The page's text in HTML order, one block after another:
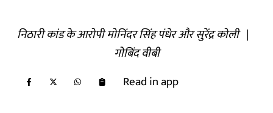
निठारी कांड के आरोपी मोनिंदर सिंह पंधेर और सुरेंद्र कोली |
गोबिंद वीबी
Read in app